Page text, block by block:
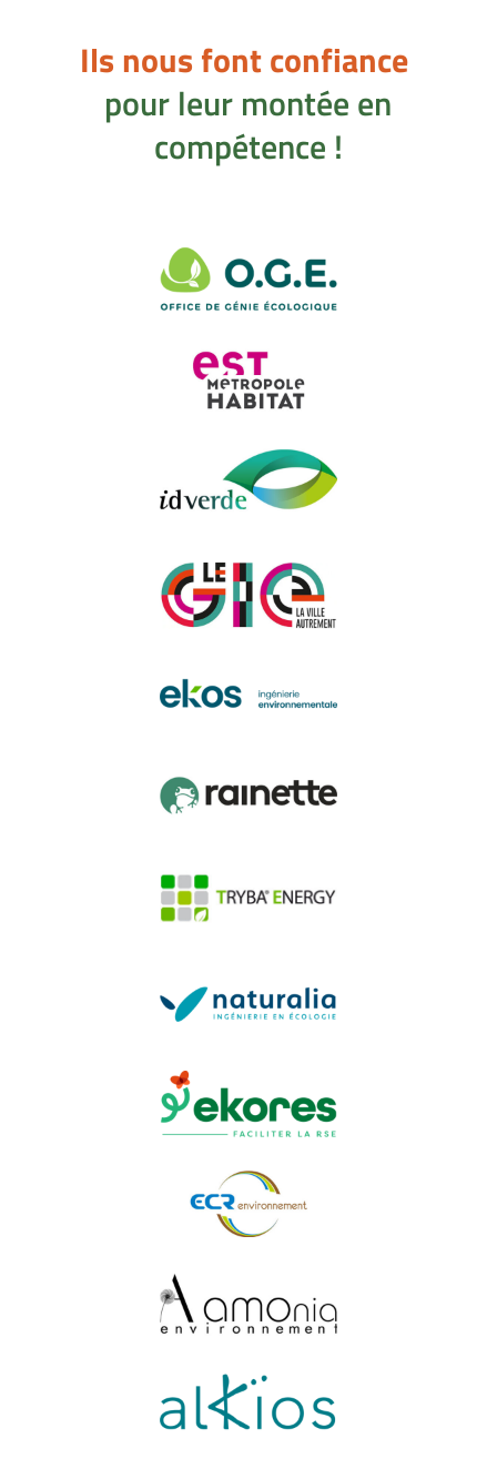
Ils nous font confiance
pour leur montée en
compétence !